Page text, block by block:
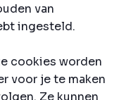
van
ingesteld.
cookies worden
voor je te maken